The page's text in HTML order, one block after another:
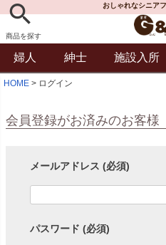
商品を探す
おしゃれなシニア
婦人 紳士 施設入所
HOME ログイン
会員登録がお済みのお客様
メールアドレス (必須)
パスワード (必須)